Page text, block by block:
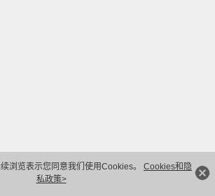
浏览表示您同意我们使用Cookies。 Cookies和隐
私政策>